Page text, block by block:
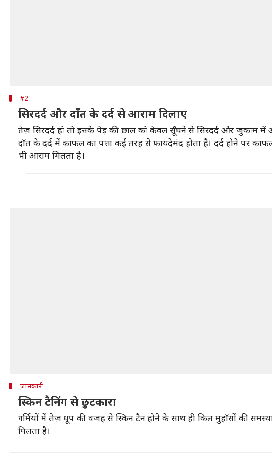
#2
सिरदर्द और दाँत के दर्द से आराम दिलाए
तेज़ सिरदर्द हो तो इसके पेड़ की छाल को केवल सूँघने से सिरदर्द और जुकाम
दाँत के दर्द में काफल का पत्ता कई तरह से फ़ायदेमंद होता है। दर्द होने पर
भी आराम मिलता है।
जानकारी
स्किन टैनिंग से छुटकारा
गर्मियों में तेज़ धूप की वजह से स्किन टैन होने के साथ ही किल मुहाँसों की
मिलता है।